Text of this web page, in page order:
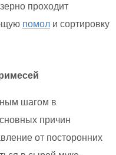
проходит
помол и сортировку
шагом в
причин
от посторонних